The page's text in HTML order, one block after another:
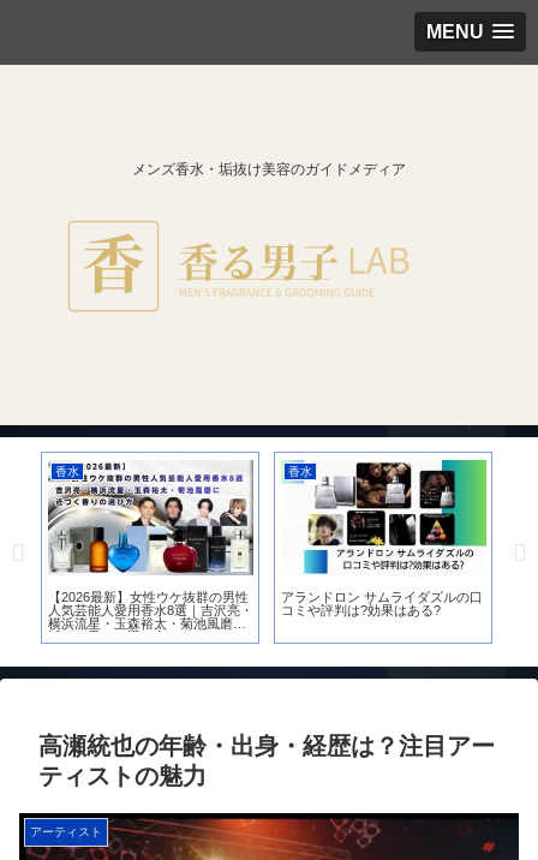
MENU
メンズ香水・垢抜け美容のガイドメディア
香水
【2026最新】女性ウケ抜群の男性
人気芸能人愛用香水8選｜吉沢亮・
横浜流星・玉森裕太・菊池風磨に
近づく香りの選び方
香水
アランドロン サムライダズルの口
コミや評判は?効果はある?
高瀬統也の年齢・出身・経歴は？注目アー
ティストの魅力
アーティスト